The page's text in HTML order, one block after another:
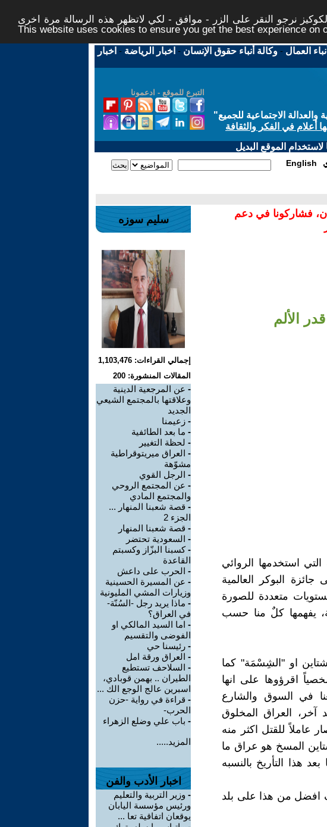
نرجو النقر على الزر - موافق - لكي لاتظهر هذه الرسالة مرة اخرى -
This website uses cookies to ensure you get the best experience on
العمال -وكالة أنباء حقوق الإنسان - اخبار الرياضة - اخبار
التبرع للموقع - ادعمونا
الاجتماعية للجميع"
أعلام في الفكر والثقافة
الموقع البديل
English
فشاركونا في دعم
الألم
استخدمها الروائي
البوكر العالمية
متعددة للصورة
يفهمها كلٌ منا حسب
او "الشِسْمَة" كما
اقرؤوها على انها
في السوق والشارع
آخر، العراق المخلوق
عاملاً للقتل اكثر منه
المسخ هو عراق ما
او هو ما بعد هذا التأريخ بالنسبه
افضل من هذا على بلد
سليم سوزه
إجمالي القراءات: 1,103,476
المقالات المنشورة: 200
- عن المرجعية الدينية
وعلاقتها بالمجتمع الشيعي
الجديد
- زعيمنا
- ما بعد الطائفية
- لحظة التغيير
- العراق ميريتوقراطية
مشوّهة
- الرجل القوي
- عن المجتمع الروحي
والمجتمع المادي
- قصة شعبنا المنهار ...
الجزء 2
- قصة شعبنا المنهار
- السعودية تحتضر
-كسبنا البزّاز وكسبتم
القاعدة
- الحرب على داعش
- عن المسيرة الحسينية
وزيارات المشي المليونية
- ماذا يريد رجل -السُنّة-
في العراق؟
- اما السيد المالكي او
الفوضى والتقسيم
- رئيسنا حي
- العراق ورقة امل
- السلاحف تستطيع
الطيران .. بهمن قوبادي،
اسبرين عالج الوجع الك ...
- قراءة في رواية -حزن
الحرب-
- باب علي وضلع الزهراء
المزيد.....
اخبار الأدب والفن
- وزير التربية والتعليم
ورئيس مؤسسة اليابان
يوقعان اتفاقية تعا ...